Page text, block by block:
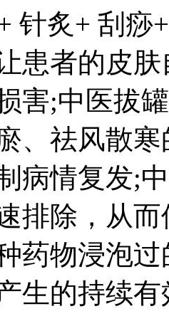
针炙+ 刮痧
患者的皮
害;中医拔
、祛风散
病情复发;
排除，从
药物浸泡
生的持续